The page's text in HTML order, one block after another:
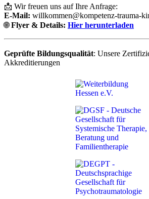
📩 Wir freuen uns auf Ihre Anfrage:
E-Mail: willkommen@kompetenz-trauma-
🌐Flyer & Details: Hier herunterladen
Geprüfte Bildungsqualität: Unsere
Akkreditierungen